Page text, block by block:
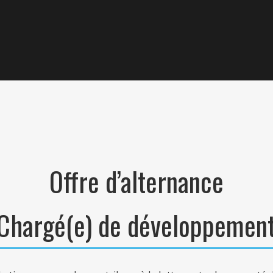
Offre d’alternance
de